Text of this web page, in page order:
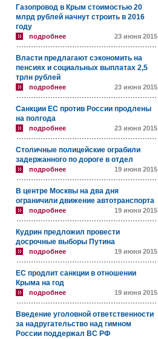
Газопровод в Крым стоимостью 20
млрд рублей начнут строить в 2016
году
подробнее 23 июня 2015
Власти предлагают сэкономить на
пенсиях и социальных выплатах 2,5
трлн рублей
подробнее 23 июня 2015
Санкции ЕС против России продлены
на полгода
подробнее 23 июня 2015
Столичные полицейские ограбили
задержанного по дороге в отдел
подробнее 19 июня 2015
В центре Москвы на два дня
ограничили движение автотранспорта
подробнее 19 июня 2015
Кудрин предложил провести
досрочные выборы Путина
подробнее 19 июня 2015
ЕС продлит санкции в отношении
Крыма на год
подробнее 19 июня 2015
Введение уголовной ответственности
за надругательство над гимном
России поддержал ВС РФ